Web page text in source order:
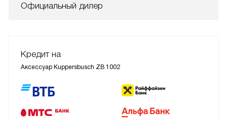
Официальный дилер
Кредит на
Аксессуар Kuppersbusch ZB 1002